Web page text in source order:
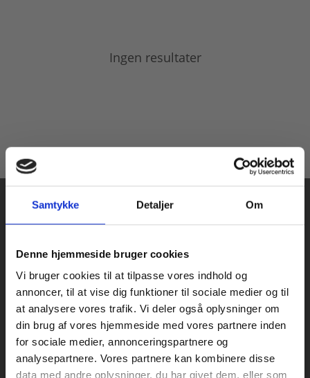
Samtykke Detaljer Om
Denne hjemmeside bruger cookies
Vi bruger cookies til at tilpasse vores indhold og
annoncer, til at vise dig funktioner til sociale medier og til
at analysere vores trafik. Vi deler også oplysninger om
din brug af vores hjemmeside med vores partnere inden
for sociale medier, annonceringspartnere og
analysepartnere. Vores partnere kan kombinere disse
data med andre oplysninger, du har givet dem, eller som
Ingen resultater
Praxis Forlag A/S
CVR 41280921
København
Vognmagergade 7, 5. sal
1120 København K
Køb læremidler og find masterclasses mm.
Fortsæt som:
For privatkunder og
studerende. Du får
For institutioner og
virksomheder. Du